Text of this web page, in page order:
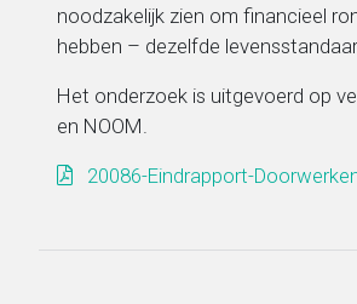
noodzakelijk zien om financieel
hebben – dezelfde
Het onderzoek is uitgevoerd op
en NOOM.
20086-Eindrapport-